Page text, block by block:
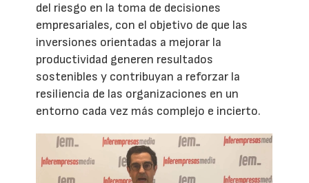
del riesgo en la toma de decisiones
empresariales, con el objetivo de que las
inversiones orientadas a mejorar la
productividad generen resultados
sostenibles y contribuyan a reforzar la
resiliencia de las organizaciones en un
entorno cada vez más complejo e incierto.